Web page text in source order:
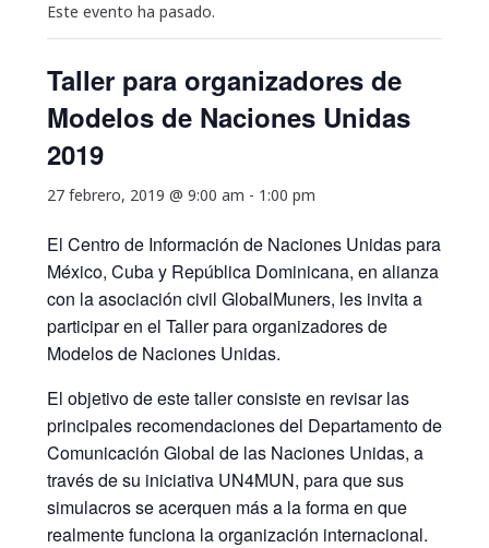
Este evento ha pasado.
Taller para organizadores de
Modelos de Naciones Unidas
2019
27 febrero, 2019 @ 9:00 am - 1:00 pm
El Centro de Información de Naciones Unidas para
México, Cuba y República Dominicana, en alianza
con la asociación civil GlobalMuners, les invita a
participar en el Taller para organizadores de
Modelos de Naciones Unidas.
El objetivo de este taller consiste en revisar las
principales recomendaciones del Departamento de
Comunicación Global de las Naciones Unidas, a
través de su iniciativa UN4MUN, para que sus
simulacros se acerquen más a la forma en que
realmente funciona la organización internacional.